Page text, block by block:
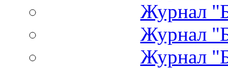
Журнал
Журнал
Журнал